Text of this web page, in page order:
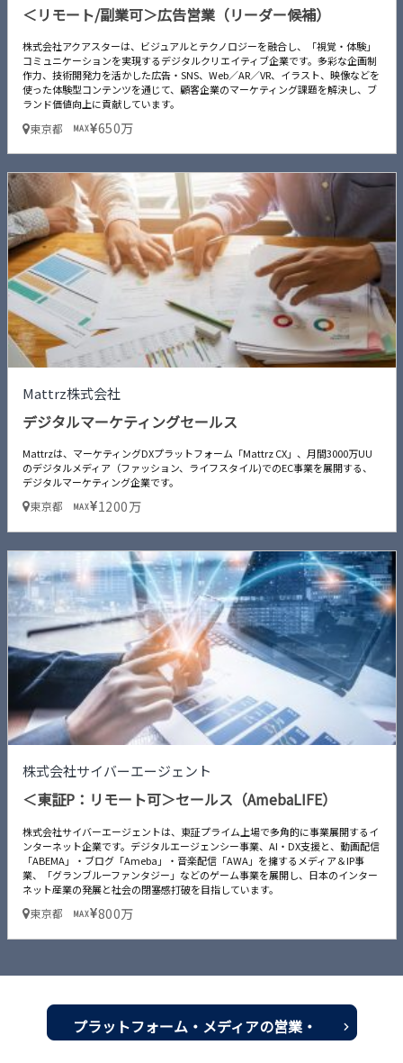
＜リモート/副業可＞広告営業（リーダー候補）
株式会社アクアスターは、ビジュアルとテクノロジーを融合し、「視覚・体験」
コミュニケーションを実現するデジタルクリエイティブ企業です。多彩な企画制
作力、技術開発力を活かした広告・SNS、Web／AR／VR、イラスト、映像などを
使った体験型コンテンツを通じて、顧客企業のマーケティング課題を解決し、ブ
ランド価値向上に貢献しています。
東京都 MAX 650万
Mattrz株式会社
デジタルマーケティングセールス
Mattrzは、マーケティングDXプラットフォーム「Mattrz CX」、月間3000万UU
のデジタルメディア（ファッション、ライフスタイル)でのEC事業を展開する、
デジタルマーケティング企業です。
東京都 MAX 1200万
株式会社サイバーエージェント
＜東証P：リモート可＞セールス（AmebaLIFE）
株式会社サイバーエージェントは、東証プライム上場で多角的に事業展開するイ
ンターネット企業です。デジタルエージェンシー事業、AI・DX支援と、動画配信
「ABEMA」・ブログ「Ameba」・音楽配信「AWA」を擁するメディア＆IP事
業、「グランブルーファンタジー」などのゲーム事業を展開し、日本のインター
ネット産業の発展と社会の閉塞感打破を目指しています。
東京都 MAX 800万
プラットフォーム・メディアの営業・